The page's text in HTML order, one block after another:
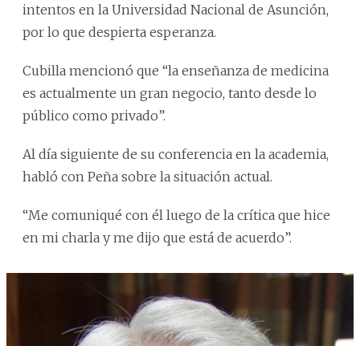
intentos en la Universidad Nacional de Asunción,
por lo que despierta esperanza.
Cubilla mencionó que “la enseñanza de medicina
es actualmente un gran negocio, tanto desde lo
público como privado”.
Al día siguiente de su conferencia en la academia,
habló con Peña sobre la situación actual.
“Me comuniqué con él luego de la crítica que hice
en mi charla y me dijo que está de acuerdo”.